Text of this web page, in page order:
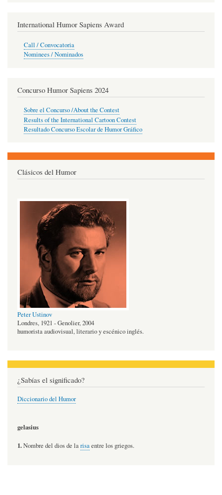
International Humor Sapiens Award
Call / Convocatoria
Nominees / Nominados
Concurso Humor Sapiens 2024
Sobre el Concurso /About the Contest
Results of the International Cartoon Contest
Resultado Concurso Escolar de Humor Gráfico
Clásicos del Humor
Peter Ustinov
Londres, 1921 - Genolier, 2004
humorista audiovisual, literario y escénico inglés.
¿Sabías el significado?
Diccionario del Humor
gelasius
1.Nombre del dios de larisaentre los griegos.